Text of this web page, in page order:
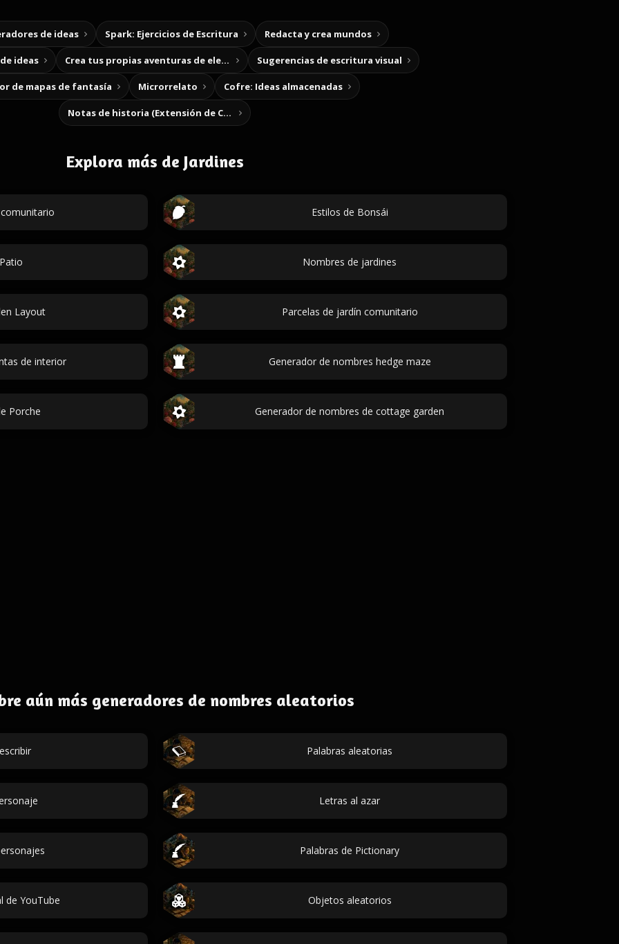
de ideas Spark: Ejercicios de Escritura Redacta y crea mundos
ideas Crea tus propias aventuras de elección Sugerencias de escritura visual
de mapas de fantasía Microrrelato Cofre: Ideas almacenadas
Notas de historia (Extensión de Chrome)
Explora más de Jardines
Estilos de Bonsái
Nombres de jardines
Layout Parcelas de jardín comunitario
de interior Generador de nombres hedge maze
Porche Generador de nombres de cottage garden
aún más generadores de nombres aleatorios
Palabras aleatorias
Letras al azar
Palabras de Pictionary
de YouTube Objetos aleatorios